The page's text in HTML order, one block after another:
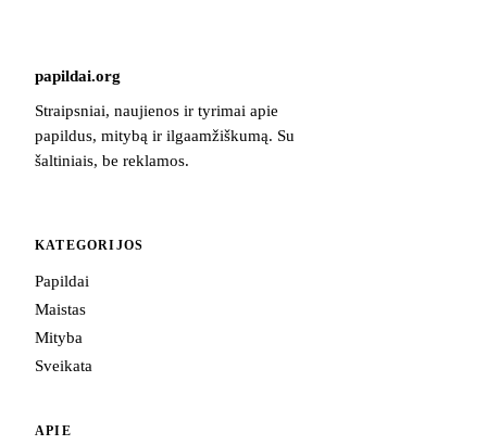
papildai.org
Straipsniai, naujienos ir tyrimai apie
papildus, mitybą ir ilgaamžiškumą. Su
šaltiniais, be reklamos.
KATEGORIJOS
Papildai
Maistas
Mityba
Sveikata
APIE